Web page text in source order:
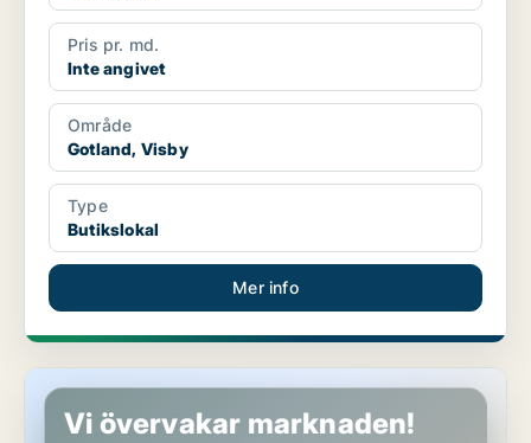
Pris pr. md.
Inte angivet
Område
Gotland, Visby
Type
Butikslokal
Mer info
Butikslokal i Gotland, Hemse
Vi övervakar marknaden!